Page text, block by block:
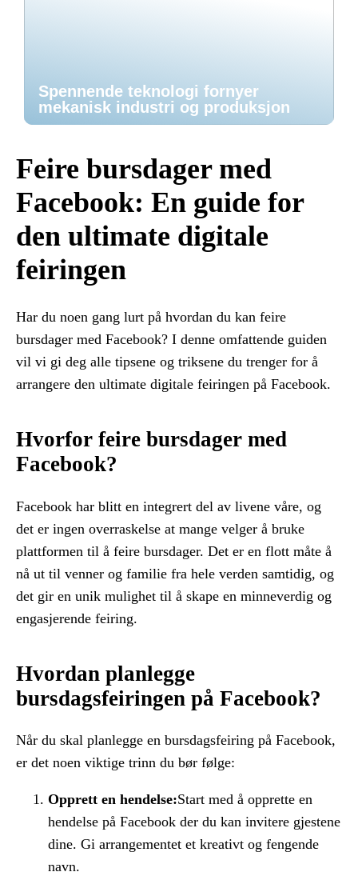
Spennende teknologi fornyer
mekanisk industri og produksjon
Feire bursdager med
Facebook: En guide for
den ultimate digitale
feiringen
Har du noen gang lurt på hvordan du kan feire
bursdager med Facebook? I denne omfattende guiden
vil vi gi deg alle tipsene og triksene du trenger for å
arrangere den ultimate digitale feiringen på Facebook.
Hvorfor feire bursdager med
Facebook?
Facebook har blitt en integrert del av livene våre, og
det er ingen overraskelse at mange velger å bruke
plattformen til å feire bursdager. Det er en flott måte å
nå ut til venner og familie fra hele verden samtidig, og
det gir en unik mulighet til å skape en minneverdig og
engasjerende feiring.
Hvordan planlegge
bursdagsfeiringen på Facebook?
Når du skal planlegge en bursdagsfeiring på Facebook,
er det noen viktige trinn du bør følge:
Opprett en hendelse:Start med å opprette en
hendelse på Facebook der du kan invitere gjestene
dine. Gi arrangementet et kreativt og fengende
navn.